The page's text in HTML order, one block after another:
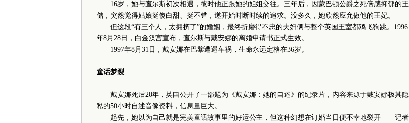
16岁，她与查尔斯初次相遇，彼时他正跟她的姐姐交往。三年后，因蒙巴顿公爵之死倍感抑郁的王
储，突然觉得姑娘挺傻白甜、挺不错，遂开始时断时续的追求。没多久，她欣然应允做他的王妃。
但这段“有三个人，太拥挤了”的婚姻，最终折磨得不忠的夫妇俩与整个英国王室都鸡飞狗跳。1996
年8月28日，白金汉宫宣布，查尔斯与戴安娜的离婚申请书正式生效。
1997年8月31日，戴安娜在巴黎遭遇车祸，生命永远定格在36岁。
童话梦裂
戴安娜死后20年，英国公开了一部题为《戴安娜：她的自述》的纪录片，内容来源于戴安娜极其隐
私的50小时自述音像资料，信息量巨大。
起先，她以为自己就是完美童话故事里的好运公主，但这种幻想在订婚当日便不幸地裂开——记者